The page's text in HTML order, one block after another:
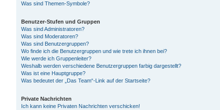
Was sind Themen-Symbole?
Benutzer-Stufen und Gruppen
Was sind Administratoren?
Was sind Moderatoren?
Was sind Benutzergruppen?
Wo finde ich die Benutzergruppen und wie trete ich ihnen bei?
Wie werde ich Gruppenleiter?
Weshalb werden verschiedene Benutzergruppen farbig dargestellt?
Was ist eine Hauptgruppe?
Was bedeutet der „Das Team“-Link auf der Startseite?
Private Nachrichten
Ich kann keine Privaten Nachrichten verschicken!